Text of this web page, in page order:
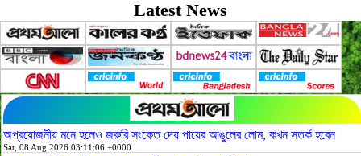
Latest News
অপ্রয়োজনীয় মনে হলেও জরুরি সংকেত দেয় পায়ের আঙুলের লোম, কখন সতর্ক হবেন
Sat, 08 Aug 2026 03:11:06 +0000